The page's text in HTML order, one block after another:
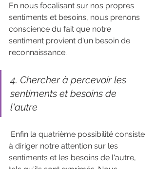
En nous focalisant sur nos propres
sentiments et besoins, nous prenons
conscience du fait que notre
sentiment provient d'un besoin de
reconnaissance.
4. Chercher à percevoir les
sentiments et besoins de
l'autre
à diriger notre attention sur les
sentiments et les besoins de l'autre,